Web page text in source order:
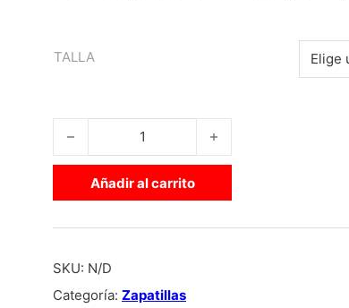
TALLA
ZAPATILLAS BMX S1 ACCEL BLANCAS cantidad
Añadir al carrito
SKU: N/D
Categoría: Zapatillas